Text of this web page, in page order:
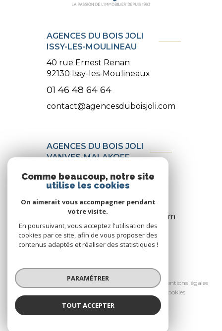
AGENCES DU BOIS JOLI
ISSY-LES-MOULINEAU
40 rue Ernest Renan
92130 Issy-les-Moulineaux
01 46 48 64 64
contact@agencesduboisjoli.com
AGENCES DU BOIS JOLI
VANVES-MALAKOFF
56 rue Jean Bleuzen
92170 Vanves
01 46 44 46 00
contact@agencesduboisjoli.com
© 2026 | Tous droits réservés
Nos honoraires
Nos partenaires
Mentions légales
Cookies
Comme beaucoup, notre site
utilise les cookies
On aimerait vous accompagner pendant
votre visite.
En poursuivant, vous acceptez l'utilisation des
cookies par ce site, afin de vous proposer des
contenus adaptés et réaliser des statistiques !
PARAMÉTRER
TOUT ACCEPTER